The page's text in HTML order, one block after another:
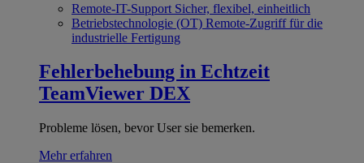
Remote-IT-Support Sicher, flexibel, einheitlich
Betriebstechnologie (OT) Remote-Zugriff für die
industrielle Fertigung
Fehlerbehebung in Echtzeit
TeamViewer DEX
Probleme lösen, bevor User sie bemerken.
Mehr erfahren